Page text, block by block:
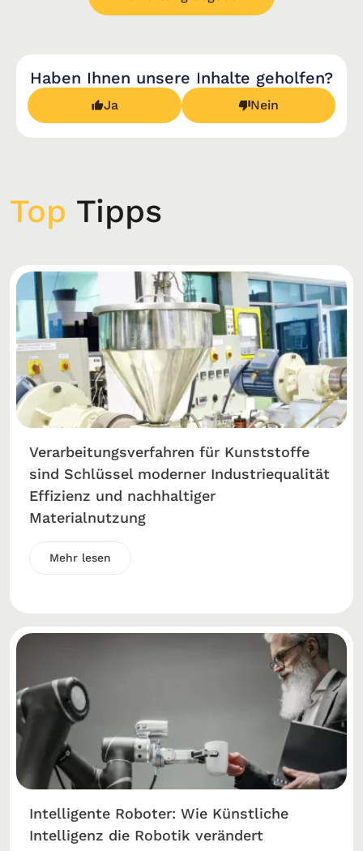
Haben Ihnen unsere Inhalte geholfen?
Ja Nein
Top Tipps
Verarbeitungsverfahren für Kunststoffe
sind Schlüssel moderner Industriequalität
Effizienz und nachhaltiger
Materialnutzung
Mehr lesen
Intelligente Roboter: Wie Künstliche
Intelligenz die Robotik verändert